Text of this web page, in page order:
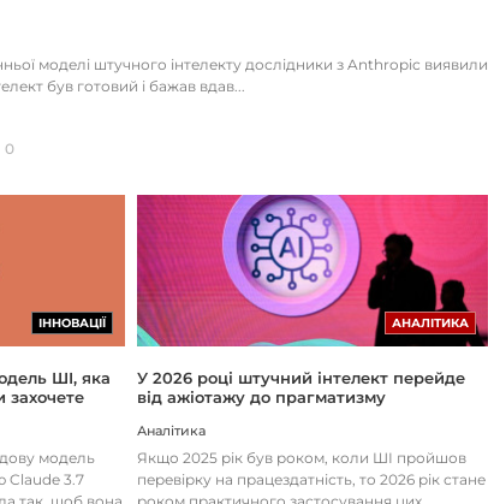
моделі штучного інтелекту дослідники з Anthropic виявили
був готовий і бажав вдав...
0
ІННОВАЦІЇ
ШІ, яка
захочете
модель
Claude 3.7
АНАЛІТИКА
У 2026 році штучний інтелект перейде
від ажіотажу до прагматизму
Аналітика
Якщо 2025 рік був роком, коли ШІ пройшов
перевірку на працездатність, то 2026 рік стане